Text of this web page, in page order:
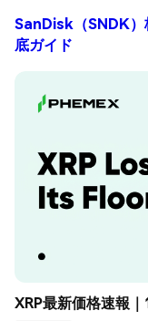
SanDisk（SNDK）
底ガイド
XRP最新価格速報